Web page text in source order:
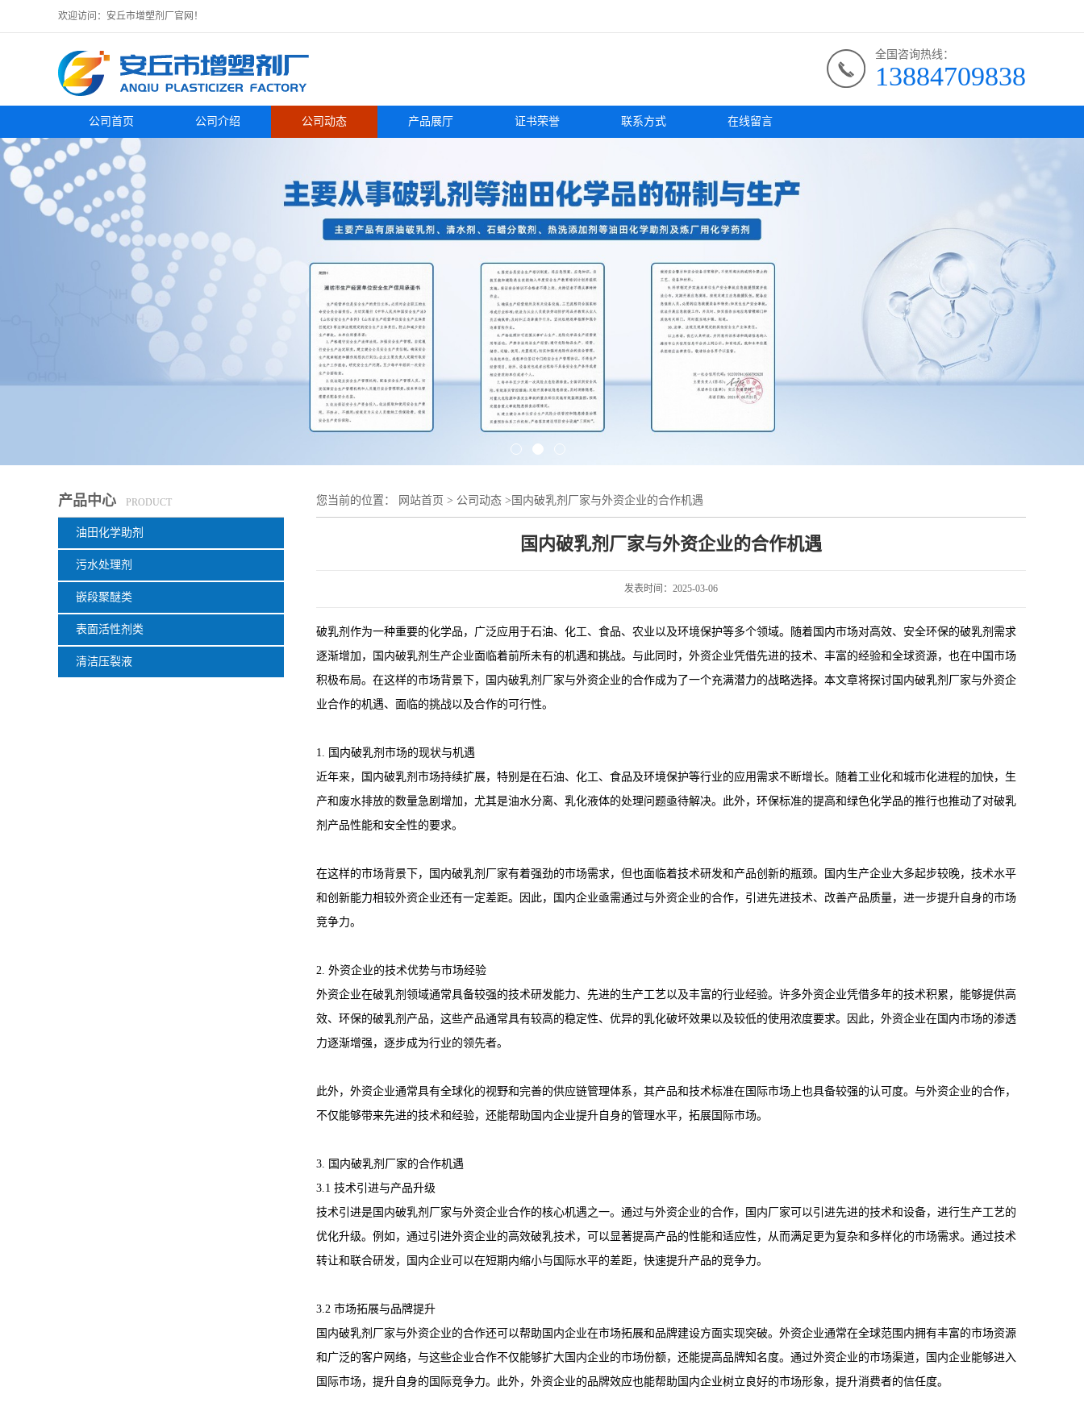
欢迎访问：安丘市增塑剂厂官网！
全国咨询热线：
13884709838
公司首页 公司介绍 公司动态 产品展厅 证书荣誉 联系方式 在线留言
产品中心 PRODUCT
油田化学助剂
污水处理剂
嵌段聚醚类
表面活性剂类
清洁压裂液
您当前的位置： 网站首页 > 公司动态 > 国内破乳剂厂家与外资企业的合作机遇
国内破乳剂厂家与外资企业的合作机遇
发表时间：2025-03-06
破乳剂作为一种重要的化学品，广泛应用于石油、化工、食品、农业以及环境保护等多个领域。随着国内市场对高效、安全环保的破乳剂需求
逐渐增加，国内破乳剂生产企业面临着前所未有的机遇和挑战。与此同时，外资企业凭借先进的技术、丰富的经验和全球资源，也在中国市场
积极布局。在这样的市场背景下，国内破乳剂厂家与外资企业的合作成为了一个充满潜力的战略选择。本文章将探讨国内破乳剂厂家与外资企
业合作的机遇、面临的挑战以及合作的可行性。
1. 国内破乳剂市场的现状与机遇
近年来，国内破乳剂市场持续扩展，特别是在石油、化工、食品及环境保护等行业的应用需求不断增长。随着工业化和城市化进程的加快，生
产和废水排放的数量急剧增加，尤其是油水分离、乳化液体的处理问题亟待解决。此外，环保标准的提高和绿色化学品的推行也推动了对破乳
剂产品性能和安全性的要求。
在这样的市场背景下，国内破乳剂厂家有着强劲的市场需求，但也面临着技术研发和产品创新的瓶颈。国内生产企业大多起步较晚，技术水平
和创新能力相较外资企业还有一定差距。因此，国内企业亟需通过与外资企业的合作，引进先进技术、改善产品质量，进一步提升自身的市场
竞争力。
2. 外资企业的技术优势与市场经验
外资企业在破乳剂领域通常具备较强的技术研发能力、先进的生产工艺以及丰富的行业经验。许多外资企业凭借多年的技术积累，能够提供高
效、环保的破乳剂产品，这些产品通常具有较高的稳定性、优异的乳化破坏效果以及较低的使用浓度要求。因此，外资企业在国内市场的渗透
力逐渐增强，逐步成为行业的领先者。
此外，外资企业通常具有全球化的视野和完善的供应链管理体系，其产品和技术标准在国际市场上也具备较强的认可度。与外资企业的合作，
不仅能够带来先进的技术和经验，还能帮助国内企业提升自身的管理水平，拓展国际市场。
3. 国内破乳剂厂家的合作机遇
3.1 技术引进与产品升级
技术引进是国内破乳剂厂家与外资企业合作的核心机遇之一。通过与外资企业的合作，国内厂家可以引进先进的技术和设备，进行生产工艺的
优化升级。例如，通过引进外资企业的高效破乳技术，可以显著提高产品的性能和适应性，从而满足更为复杂和多样化的市场需求。通过技术
转让和联合研发，国内企业可以在短期内缩小与国际水平的差距，快速提升产品的竞争力。
3.2 市场拓展与品牌提升
国内破乳剂厂家与外资企业的合作还可以帮助国内企业在市场拓展和品牌建设方面实现突破。外资企业通常在全球范围内拥有丰富的市场资源
和广泛的客户网络，与这些企业合作不仅能够扩大国内企业的市场份额，还能提高品牌知名度。通过外资企业的市场渠道，国内企业能够进入
国际市场，提升自身的国际竞争力。此外，外资企业的品牌效应也能帮助国内企业树立良好的市场形象，提升消费者的信任度。